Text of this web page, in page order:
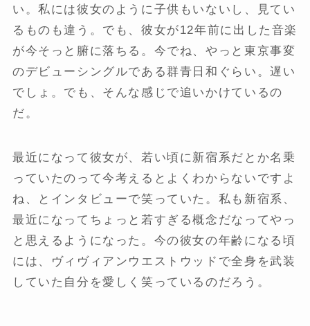
い。私には彼女のように子供もいないし、見てい
るものも違う。でも、彼女が12年前に出した音楽
が今そっと腑に落ちる。今でね、やっと東京事変
のデビューシングルである群青日和ぐらい。遅い
でしょ。でも、そんな感じで追いかけているの
だ。
最近になって彼女が、若い頃に新宿系だとか名乗
っていたのって今考えるとよくわからないですよ
ね、とインタビューで笑っていた。私も新宿系、
最近になってちょっと若すぎる概念だなってやっ
と思えるようになった。今の彼女の年齢になる頃
には、ヴィヴィアンウエストウッドで全身を武装
していた自分を愛しく笑っているのだろう。